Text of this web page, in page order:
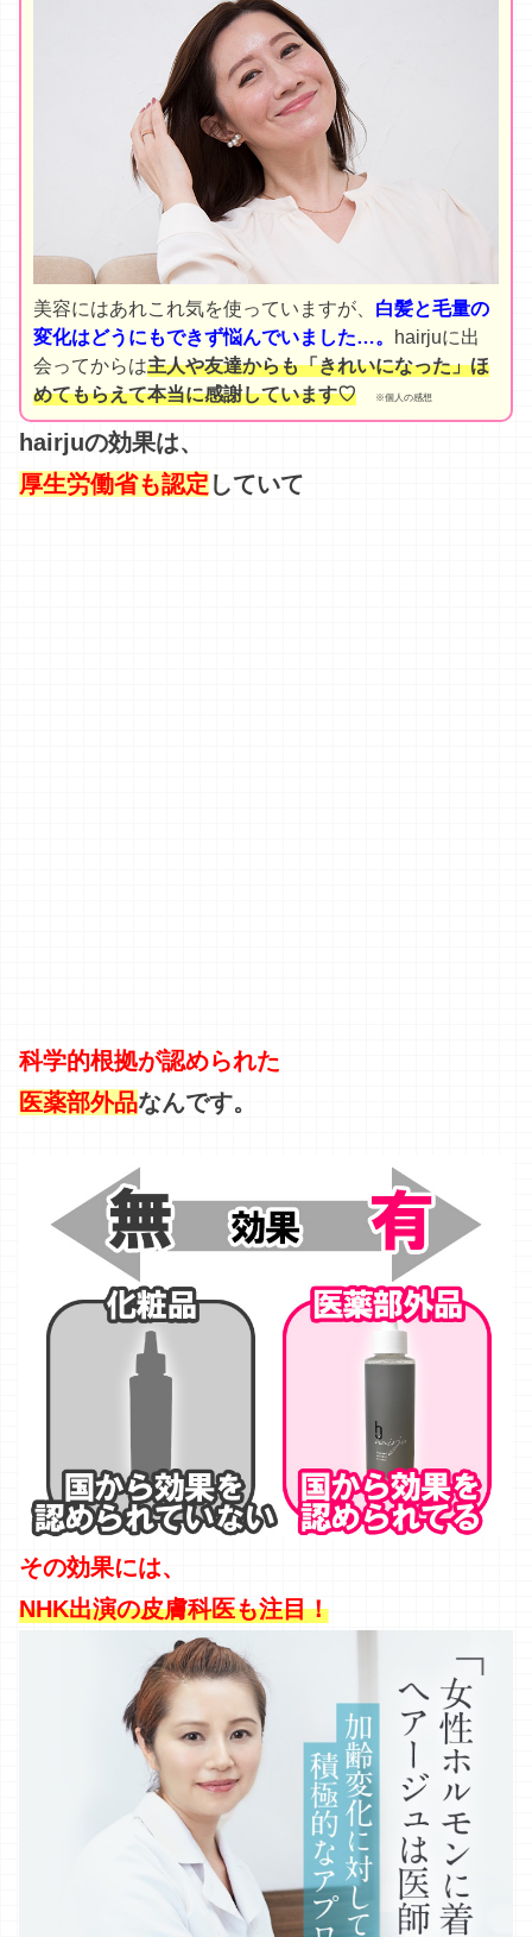
美容にはあれこれ気を使っていますが、 白髪と毛量の
変化はどうにもできず悩んでいました…。 hairjuに出
会ってからは主人や友達からも「きれいになった」ほ
めてもらえて本当に感謝しています♡
※個人の感想
hairjuの効果は、
厚生労働省も認定 していて
その効果には、
NHK出演の皮膚科医も注目！